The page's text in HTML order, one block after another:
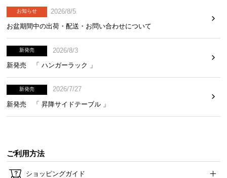
お知らせ
2026/8/5
お盆期間中の出荷・配送・お問い合わせについて
新発売
2026/8/3
新発売 「 ハンガーラック 」
新発売
2026/7/27
新発売 「 昇降サイドテーブル 」
ご利用方法
ショッピングガイド